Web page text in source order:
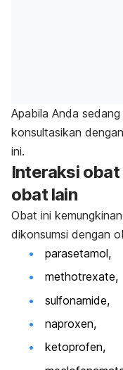
Apabila Anda
konsultasikan
ini.
Interaksi
obat lain
Obat ini
dikonsumsi dengan
parasetamol,
methotrexate,
sulfonamide,
naproxen,
ketoprofen,